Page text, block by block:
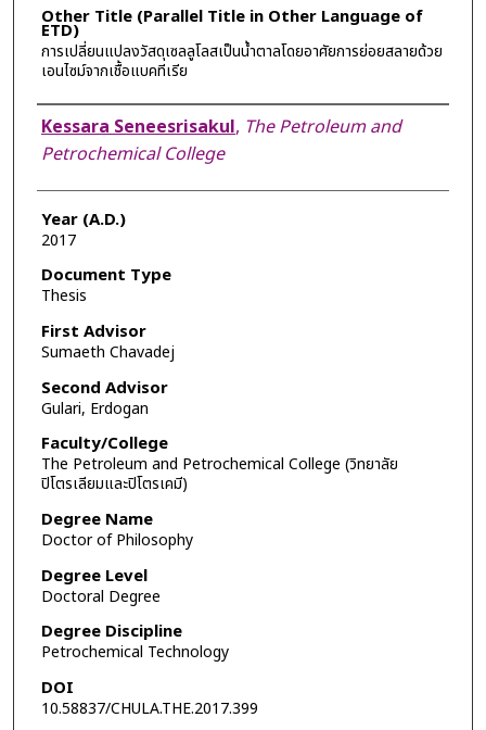
Other Title (Parallel Title in Other Language of
ETD)
การเปลี่ยนแปลงวัสดุเซลลูโลสเป็นน้ำตาลโดยอาศัยการย่อยสลายด้วย
เอนไซม์จากเชื้อแบคทีเรีย
Author
Kessara Seneesrisakul, The Petroleum and
Petrochemical College
Year (A.D.)
2017
Document Type
Thesis
First Advisor
Sumaeth Chavadej
Second Advisor
Gulari, Erdogan
Faculty/College
The Petroleum and Petrochemical College (วิทยาลัย
ปิโตรเลียมและปิโตรเคมี)
Degree Name
Doctor of Philosophy
Degree Level
Doctoral Degree
Degree Discipline
Petrochemical Technology
DOI
10.58837/CHULA.THE.2017.399